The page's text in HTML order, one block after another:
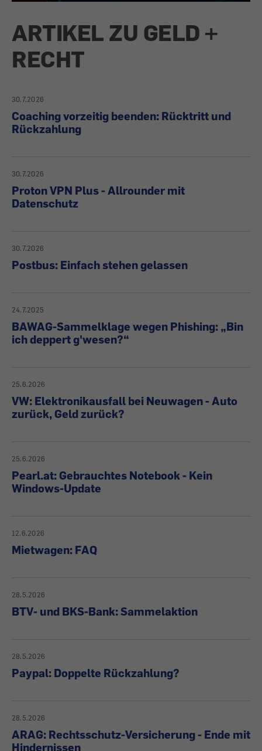
ARTIKEL ZU GELD +
RECHT
30.7.2026
Coaching vorzeitig beenden: Rücktritt und
Rückzahlung
30.7.2026
Proton VPN Plus - Allrounder mit
Datenschutz
30.7.2026
Postbus: Einfach stehen gelassen
24.7.2025
BAWAG-Sammelklage wegen Phishing: „Bin
ich deppert g'wesen?“
25.6.2026
VW: Elektronikausfall bei Neuwagen - Auto
zurück, Geld zurück?
25.6.2026
Pearl.at: Gebrauchtes Notebook - Kein
Windows-Update
12.6.2026
Mietwagen: FAQ
28.5.2026
BTV- und BKS-Bank: Sammelaktion
28.5.2026
Paypal: Doppelte Rückzahlung?
28.5.2026
ARAG: Rechtsschutz-Versicherung - Ende mit
Hindernissen